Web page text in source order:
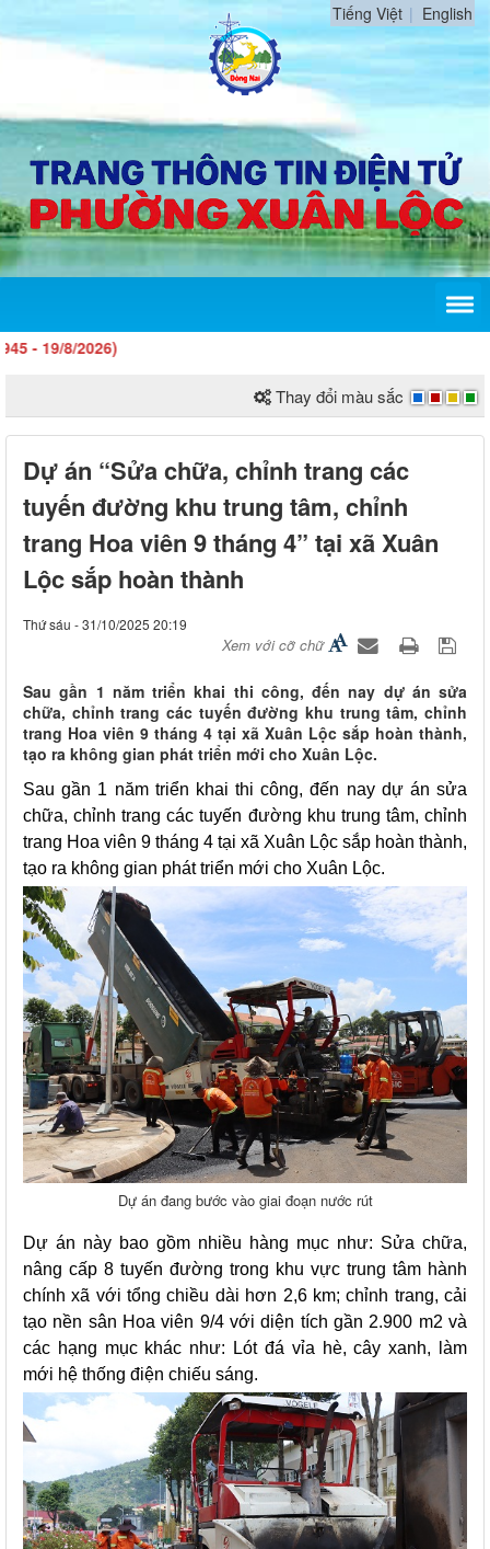
Tiếng Việt English
8/2026)
Thay đổi màu sắc
Dự án “Sửa chữa, chỉnh trang các
tuyến đường khu trung tâm, chỉnh
trang Hoa viên 9 tháng 4” tại xã Xuân
Lộc sắp hoàn thành
Thứ sáu - 31/10/2025 20:19
Xem với cỡ chữ
Sau gần 1 năm triển khai thi công, đến nay dự án sửa
chữa, chỉnh trang các tuyến đường khu trung tâm, chỉnh
trang Hoa viên 9 tháng 4 tại xã Xuân Lộc sắp hoàn thành,
tạo ra không gian phát triển mới cho Xuân Lộc.
Sau gần 1 năm triển khai thi công, đến nay dự án sửa
chữa, chỉnh trang các tuyến đường khu trung tâm, chỉnh
trang Hoa viên 9 tháng 4 tại xã Xuân Lộc sắp hoàn thành,
tạo ra không gian phát triển mới cho Xuân Lộc.
Dự án đang bước vào giai đoạn nước rút
Dự án này bao gồm nhiều hàng mục như: Sửa chữa,
nâng cấp 8 tuyến đường trong khu vực trung tâm hành
chính xã với tổng chiều dài hơn 2,6 km; chỉnh trang, cải
tạo nền sân Hoa viên 9/4 với diện tích gần 2.900 m2 và
các hạng mục khác như: Lót đá vỉa hè, cây xanh, làm
mới hệ thống điện chiếu sáng.